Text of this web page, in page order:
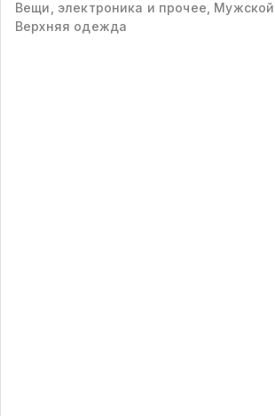
Вещи, электроника и прочее, Мужской
Верхняя одежда